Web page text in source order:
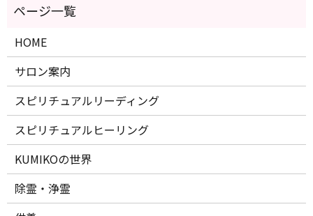
HOME
サロン案内
スピリチュアルリーディング
スピリチュアルヒーリング
KUMIKOの世界
除霊・浄霊